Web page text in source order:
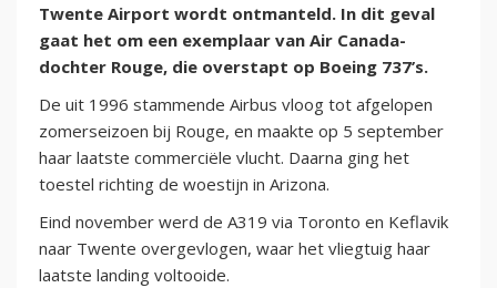
Twente Airport wordt ontmanteld. In dit geval
gaat het om een exemplaar van Air Canada-
dochter Rouge, die overstapt op Boeing 737’s.
De uit 1996 stammende Airbus vloog tot afgelopen
zomerseizoen bij Rouge, en maakte op 5 september
haar laatste commerciële vlucht. Daarna ging het
toestel richting de woestijn in Arizona.
Eind november werd de A319 via Toronto en Keflavik
naar Twente overgevlogen, waar het vliegtuig haar
laatste landing voltooide.